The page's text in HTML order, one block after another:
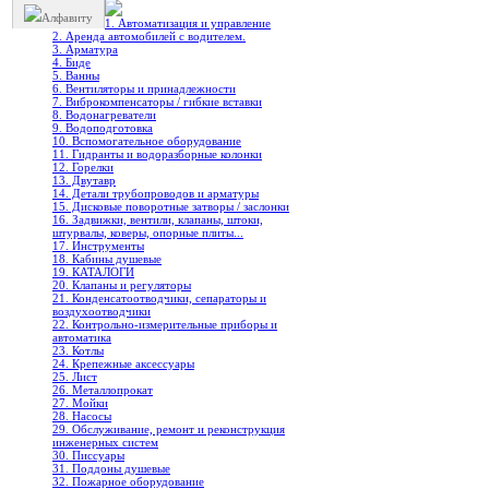
Алфавиту
1. Автоматизация и управление
2. Аренда автомобилей с водителем.
3. Арматура
4. Биде
5. Ванны
6. Вентиляторы и принадлежности
7. Виброкомпенсаторы / гибкие вставки
8. Водонагреватели
9. Водоподготовка
10. Вспомогательное оборудование
11. Гидранты и водоразборные колонки
12. Горелки
13. Двутавр
14. Детали трубопроводов и арматуры
15. Дисковые поворотные затворы / заслонки
16. Задвижки, вентили, клапаны, штоки,
штурвалы, коверы, опорные плиты...
17. Инструменты
18. Кабины душевые
19. КАТАЛОГИ
20. Клапаны и регуляторы
21. Конденсатоотводчики, сепараторы и
воздухоотводчики
22. Контрольно-измерительные приборы и
автоматика
23. Котлы
24. Крепежные аксессуары
25. Лист
26. Металлопрокат
27. Мойки
28. Насосы
29. Обслуживание, ремонт и реконструкция
инженерных систем
30. Писсуары
31. Поддоны душевые
32. Пожарное оборудование